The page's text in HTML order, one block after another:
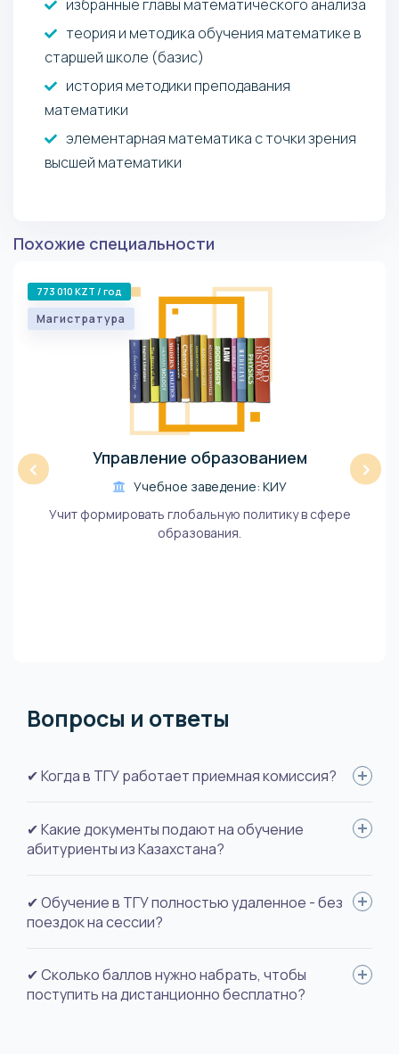
избранные главы математического анализа
теория и методика обучения математике в
старшей школе (базис)
история методики преподавания
математики
элементарная математика с точки зрения
высшей математики
Похожие специальности
‹
773 010 KZT / год
Магистратура
Управление образованием
Учебное заведение: КИУ
Учит формировать глобальную политику в сфере
образования.
›
Вопросы и ответы
✔ Когда в ТГУ работает приемная комиссия?
Тольяттинский государственный университет зачисляет
абитуриентов на обучение дважды в год - в сентябре и
декабре.
✔ Какие документы подают на обучение
абитуриенты из Казахстана?
Для поступления необходимы: удостоверение личности,
документ об образовании с выпиской оценок, документ
✔ Обучение в ТГУ полностью удаленное - без
поездок на сессии?
Да.
✔ Сколько баллов нужно набрать, чтобы
поступить на дистанционно бесплатно?